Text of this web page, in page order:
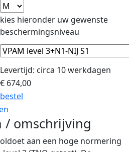
kies hieronder uw gewenste
beschermingsniveau
Levertijd: circa 10 werkdagen
€ 674,00
bestel
/ omschrijving
aan een hoge normering